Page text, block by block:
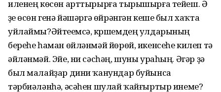
иленең көсөн арттырырға тырышырға тейеш. Ә
үҙе өсөн генә йәшәргә өйрәнгән кеше был хаҡта
уйлаймы?Әйтеүемсә, күршемдең улдарының
береһе һаман өйләнмәй йөрөй, икенсеһе килеп тә
әйләнмәй. Эйе, ни сәсһәң, шуны ураһың. Әгәр ҙә
был малайҙар дини ҡанундар буйынса
тәрбиәләнһә, әсәһен шулай ҡайғыртыр инеме?